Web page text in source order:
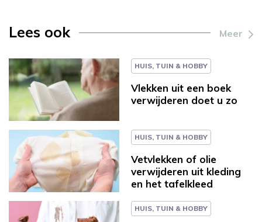
Lees ook Meer
HUIS, TUIN & HOBBY
Vlekken uit een boek
verwijderen doet u zo
HUIS, TUIN & HOBBY
Vetvlekken of olie
verwijderen uit kleding
en het tafelkleed
HUIS, TUIN & HOBBY